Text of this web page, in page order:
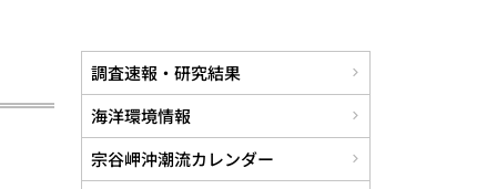
調査速報・研究結果
海洋環境情報
宗谷岬沖潮流カレンダー